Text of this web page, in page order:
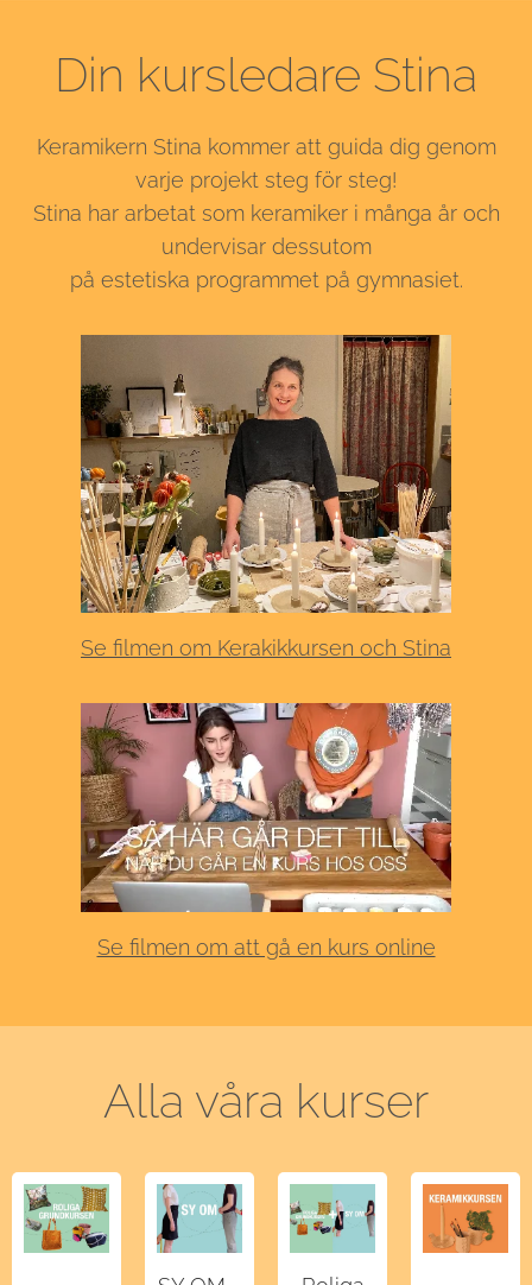
Din kursledare Stina
Keramikern Stina kommer att guida dig genom
varje projekt steg för steg!
Stina har arbetat som keramiker i många år och
undervisar dessutom
på estetiska programmet på gymnasiet.
Se filmen om Kerakikkursen och Stina
Se filmen om att gå en kurs online
Alla våra kurser